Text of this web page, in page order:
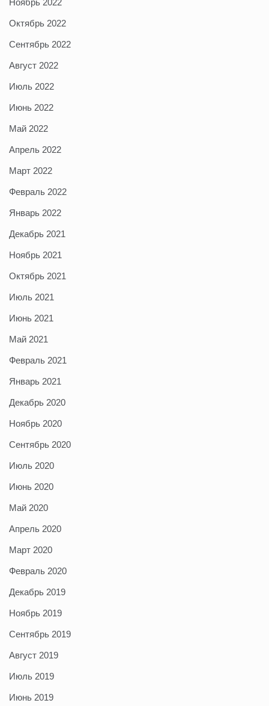
Ноябрь 2022
Октябрь 2022
Сентябрь 2022
Август 2022
Июль 2022
Июнь 2022
Май 2022
Апрель 2022
Март 2022
Февраль 2022
Январь 2022
Декабрь 2021
Ноябрь 2021
Октябрь 2021
Июль 2021
Июнь 2021
Май 2021
Февраль 2021
Январь 2021
Декабрь 2020
Ноябрь 2020
Сентябрь 2020
Июль 2020
Июнь 2020
Май 2020
Апрель 2020
Март 2020
Февраль 2020
Декабрь 2019
Ноябрь 2019
Сентябрь 2019
Август 2019
Июль 2019
Июнь 2019